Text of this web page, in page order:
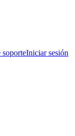
soporteIniciar sesión